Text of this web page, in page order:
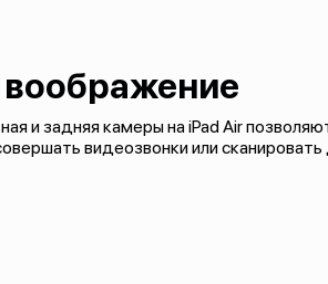
и задняя камеры на iPad Air
видеозвонки или